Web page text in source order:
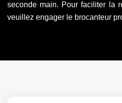
seconde main. Pour faciliter la
veuillez engager le brocanteur